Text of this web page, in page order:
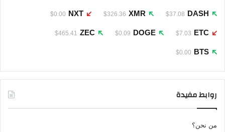
DASH
$37.08
XMR
$326.36
NXT
$0.00
ETC
$7.03
DOGE
$0.09
ZEC
$465.41
BTS
$0.00
روابط مفيدة
من نحن؟